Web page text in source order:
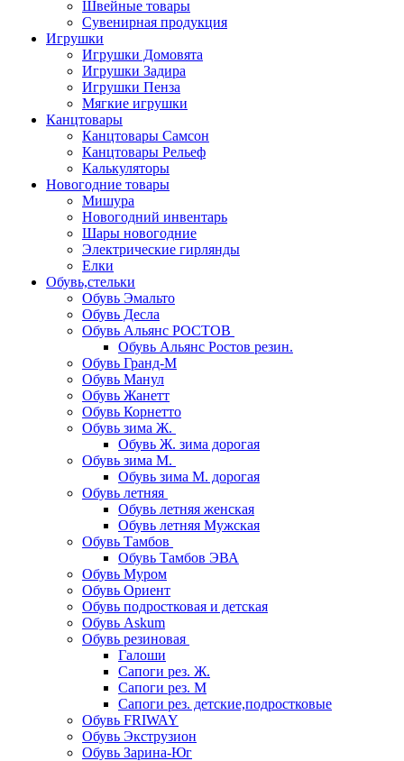
Швейные товары
Сувенирная продукция
Игрушки
Игрушки Домовята
Игрушки Задира
Игрушки Пенза
Мягкие игрушки
Канцтовары
Канцтовары Самсон
Канцтовары Рельеф
Калькуляторы
Новогодние товары
Мишура
Новогодний инвентарь
Шары новогодние
Электрические гирлянды
Елки
Обувь,стельки
Обувь Эмальто
Обувь Десла
Обувь Альянс РОСТОВ
Обувь Альянс Ростов резин.
Обувь Гранд-М
Обувь Манул
Обувь Жанетт
Обувь Корнетто
Обувь зима Ж.
Обувь Ж. зима дорогая
Обувь зима М.
Обувь зима М. дорогая
Обувь летняя
Обувь летняя женская
Обувь летняя Мужская
Обувь Тамбов
Обувь Тамбов ЭВА
Обувь Муром
Обувь Ориент
Обувь подростковая и детская
Обувь Askum
Обувь резиновая
Галоши
Сапоги рез. Ж.
Сапоги рез. М
Сапоги рез. детские,подростковые
Обувь FRIWAY
Обувь Экструзион
Обувь Зарина-Юг